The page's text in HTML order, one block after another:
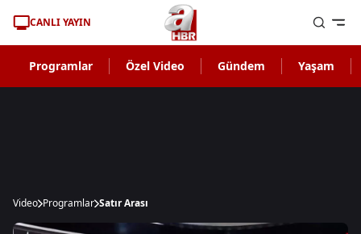
CANLI YAYIN
Programlar Özel Video Gündem Yaşam
Video Programlar Satır Arası